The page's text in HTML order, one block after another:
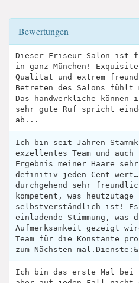
Bewertungen
Dieser Friseur Salon ist
in ganz München!
Qualität und extrem
Betreten des Salons fühlt
Das handwerkliche
sehr gute Ruf spricht
ab...
Ich bin seit Jahren
exzellentes Team und
Ergebnis meiner Haare
definitiv jeden Cent wert…
durchgehend sehr
kompetent, was
selbstverständlich ist!
einladende Stimmung, was
Aufmerksamkeit gezeigt
Team für die Konstante
zum Nächsten
Ich bin das erste Mal bei